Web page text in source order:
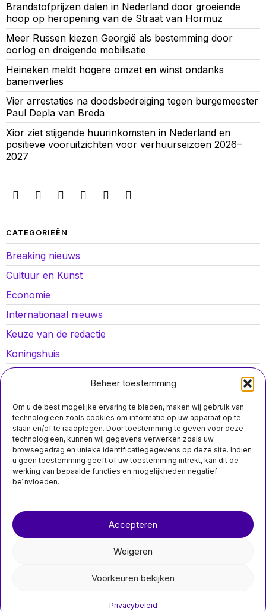
Beheer toestemming
Om u de best mogelijke ervaring te bieden, maken wij gebruik van
technologieën zoals cookies om informatie op uw apparaat op te
slaan en/of te raadplegen. Door toestemming te geven voor deze
technologieën, kunnen wij gegevens verwerken zoals uw
browsegedrag en unieke identificatiegegevens op deze site. Indien
u geen toestemming geeft of uw toestemming intrekt, kan dit de
werking van bepaalde functies en mogelijkheden negatief
beïnvloeden.
Accepteren
Weigeren
Voorkeuren bekijken
Privacybeleid
Brandstofprijzen dalen in Nederland door groeiende
hoop op heropening van de Straat van Hormuz
Meer Russen kiezen Georgië als bestemming door
oorlog en dreigende mobilisatie
Heineken meldt hogere omzet en winst ondanks
banenverlies
Vier arrestaties na doodsbedreiging tegen burgemeester
Paul Depla van Breda
Xior ziet stijgende huurinkomsten in Nederland en
positieve vooruitzichten voor verhuurseizoen 2026–
2027
CATEGORIEËN
Breaking nieuws
Cultuur en Kunst
Economie
Internationaal nieuws
Keuze van de redactie
Koningshuis
Lokaal nieuws
Opinies
Politiek
Sport
nieuwsimpuls.online
nieuwsimpuls.online
zorgen over
vestigingsklimaat in
Vernietiging van woning
drie gewonden Een